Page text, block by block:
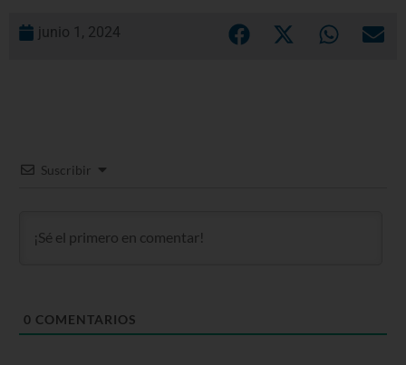
junio 1, 2024
Suscribir
0 COMENTARIOS